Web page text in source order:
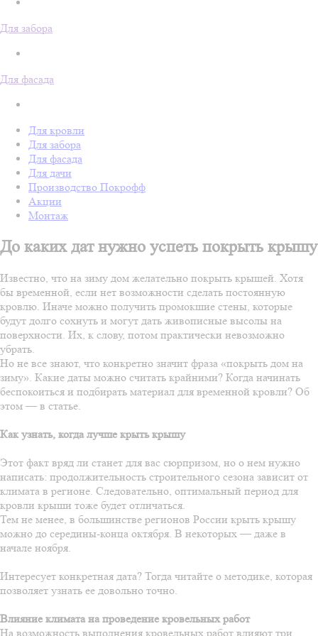
Для забора
Для фасада
Для кровли
Для забора
Для фасада
Для дачи
Производство Покрофф
Акции
Монтаж
До каких дат нужно успеть покрыть крышу
Известно, что на зиму дом желательно покрыть крышей. Хотя
бы временной, если нет возможности сделать постоянную
кровлю. Иначе можно получить промокшие стены, которые
будут долго сохнуть и могут дать живописные высолы на
поверхности. Их, к слову, потом практически невозможно
убрать.
Но не все знают, что конкретно значит фраза «покрыть дом на
зиму». Какие даты можно считать крайними? Когда начинать
беспокоиться и подбирать материал для временной кровли? Об
этом — в статье.
Как узнать, когда лучше крыть крышу
Этот факт вряд ли станет для вас сюрпризом, но о нем нужно
написать: продолжительность строительного сезона зависит от
климата в регионе. Следовательно, оптимальный период для
кровли крыши тоже будет отличаться.
Тем не менее, в большинстве регионов России крыть крышу
можно до середины-конца октября. В некоторых — даже в
начале ноября.
Интересует конкретная дата? Тогда читайте о методике, которая
позволяет узнать ее довольно точно.
Влияние климата на проведение кровельных работ
На возможность выполнения кровельных работ влияют три